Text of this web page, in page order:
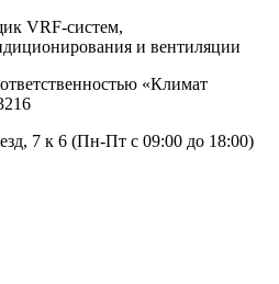
VRF-cистем,
и вентиляции
«Климат
7 к 6 (Пн-Пт с 09:00 до 18:00)